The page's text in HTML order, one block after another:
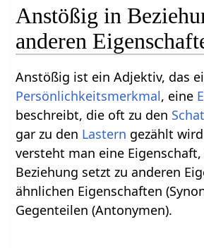
Anstößig in
anderen
Anstößig ist ein Adjektiv, das
Persönlichkeitsmerkmal, eine
beschreibt, die oft zu den
gar zu den Lastern gezählt
versteht man eine
Beziehung setzt zu anderen
ähnlichen Eigenschaften
Gegenteilen (Antonymen).